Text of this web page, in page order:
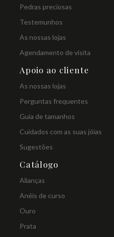
Pedras preciosas
Testemunhos
As nossas lojas
Agendamento de visita
Apoio ao cliente
As nossas lojas
Perguntas frequentes
Guia de tamanhos
Cuidados com as suas jóias
Sugestões
Catálogo
Alianças
Anéis de curso
Ouro
Prata